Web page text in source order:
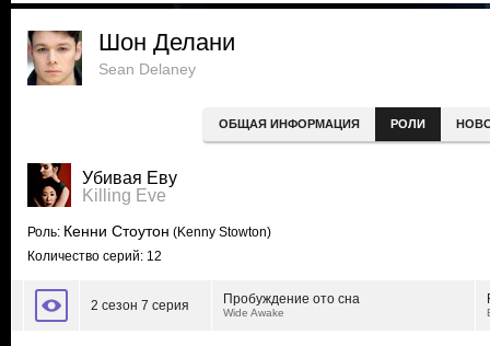
Шон Делани
Sean Delaney
ОБЩАЯ ИНФОРМАЦИЯ РОЛИ
Убивая Еву
Killing Eve
Роль: Кенни Стоутон (Kenny Stowton)
Количество серий: 12
2 сезон 7 серия Пробуждение ото сна
Wide Awake